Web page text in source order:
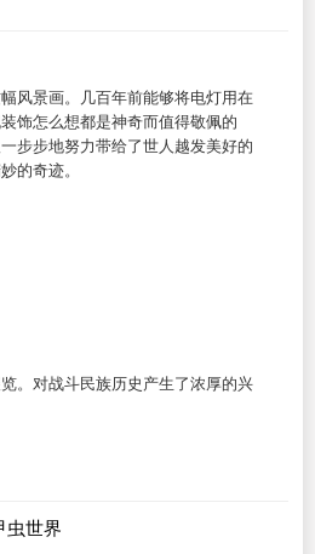
风景画。几百年前能够将电灯用在
饰怎么想都是神奇而值得敬佩的
步步地努力带给了世人越发美好的
的奇迹。
。对战斗民族历史产生了浓厚的兴
虫世界